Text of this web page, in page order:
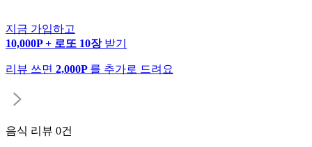
지금 가입하고
10,000P + 로또 10장 받기
리뷰 쓰면 2,000P 를 추가로 드려요
음식 리뷰 0건